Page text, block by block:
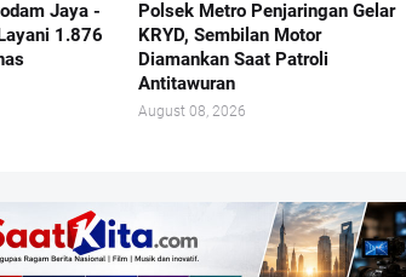
Jaya -
1.876
Polsek Metro Penjaringan Gelar
KRYD, Sembilan Motor
Diamankan Saat Patroli
Antitawuran
August 08, 2026